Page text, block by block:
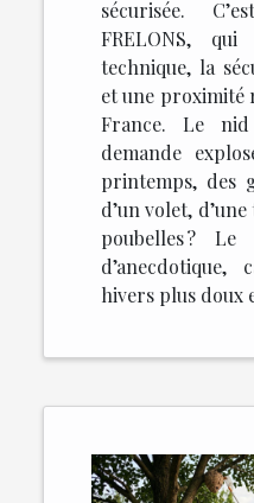
sécurisée.
FRELONS,
technique, la
et une proximité
France. Le
demande
printemps, des
d’un volet,
poubelles ? Le
d’anecdotique,
hivers plus doux